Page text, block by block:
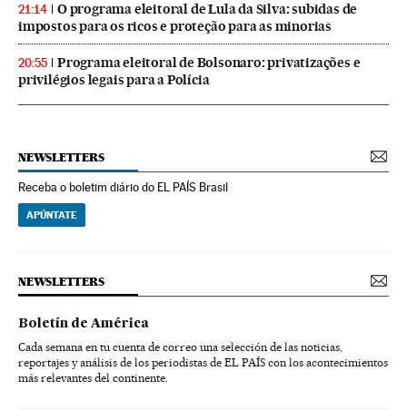
21:14
O programa eleitoral de Lula da Silva: subidas de
impostos para os ricos e proteção para as minorias
20:55
Programa eleitoral de Bolsonaro: privatizações e
privilégios legais para a Polícia
NEWSLETTERS
Receba o boletim diário do EL PAÍS Brasil
APÚNTATE
NEWSLETTERS
Boletín de América
Cada semana en tu cuenta de correo una selección de las noticias,
reportajes y análisis de los periodistas de EL PAÍS con los acontecimientos
más relevantes del continente.